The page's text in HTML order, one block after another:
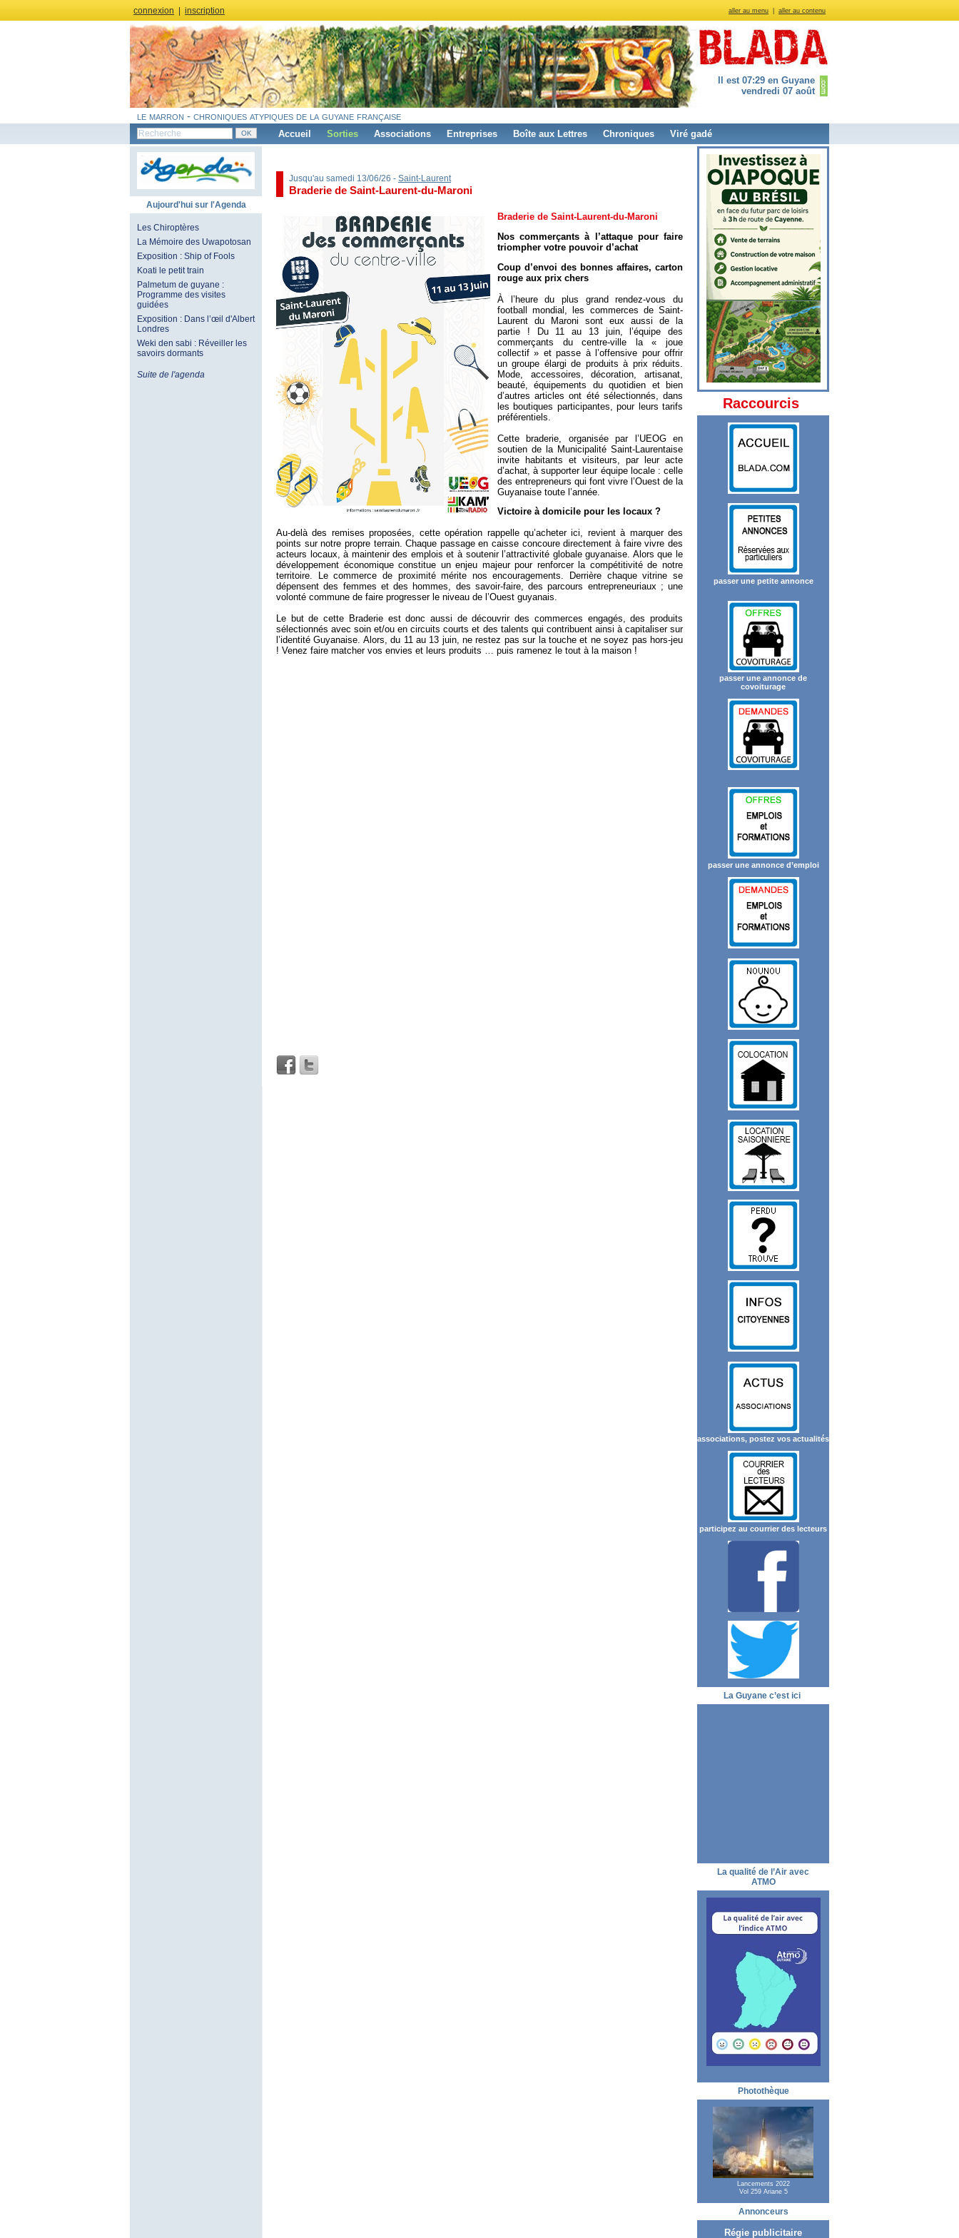
aller au menu aller au contenu
connexion inscription
Il est 07:29 en Guyane
vendredi 07 août
le marron - chroniques atypiques de la guyane française
Accueil Sorties Associations Entreprises Boîte aux Lettres Chroniques Viré gadé
Aujourd'hui sur l'Agenda
Les Chiroptères
La Mémoire des Uwapotosan
Exposition : Ship of Fools
Koati le petit train
Palmetum de guyane :
Programme des visites
guidées
Exposition : Dans l’œil d'Albert
Londres
Weki den sabi : Réveiller les
savoirs dormants
Suite de l'agenda
Jusqu'au samedi 13/06/26 - Saint-Laurent
Braderie de Saint-Laurent-du-Maroni
Braderie de Saint-Laurent-du-Maroni
Nos commerçants à l’attaque pour faire
triompher votre pouvoir d’achat
Coup d’envoi des bonnes affaires, carton
rouge aux prix chers
À l’heure du plus grand rendez-vous du
football mondial, les commerces de Saint-
Laurent du Maroni sont eux aussi de la
partie ! Du 11 au 13 juin, l’équipe des
commerçants du centre-ville la « joue
collectif » et passe à l’offensive pour offrir
un groupe élargi de produits à prix réduits.
Mode, accessoires, décoration, artisanat,
beauté, équipements du quotidien et bien
d’autres articles ont été sélectionnés, dans
les boutiques participantes, pour leurs tarifs
préférentiels.
Cette braderie, organisée par l’UEOG en
soutien de la Municipalité Saint-Laurentaise
invite habitants et visiteurs, par leur acte
d’achat, à supporter leur équipe locale : celle
des entrepreneurs qui font vivre l’Ouest de la
Guyanaise toute l’année.
Victoire à domicile pour les locaux ?
Au-delà des remises proposées, cette opération rappelle qu’acheter ici, revient à marquer des
points sur notre propre terrain. Chaque passage en caisse concoure directement à faire vivre des
acteurs locaux, à maintenir des emplois et à soutenir l’attractivité globale guyanaise. Alors que le
développement économique constitue un enjeu majeur pour renforcer la compétitivité de notre
territoire. Le commerce de proximité mérite nos encouragements. Derrière chaque vitrine se
dépensent des femmes et des hommes, des savoir-faire, des parcours entrepreneuriaux ; une
volonté commune de faire progresser le niveau de l’Ouest guyanais.
Le but de cette Braderie est donc aussi de découvrir des commerces engagés, des produits
sélectionnés avec soin et/ou en circuits courts et des talents qui contribuent ainsi à capitaliser sur
l’identité Guyanaise. Alors, du 11 au 13 juin, ne restez pas sur la touche et ne soyez pas hors-jeu
! Venez faire matcher vos envies et leurs produits … puis ramenez le tout à la maison !
Raccourcis
passer une petite annonce
passer une annonce de
covoiturage
passer une annonce d’emploi
associations, postez vos actualités
participez au courrier des lecteurs
La Guyane c’est ici
La qualité de l’Air avec
ATMO
Photothèque
Lancements 2022
Vol 259 Ariane 5
Annonceurs
Régie publicitaire